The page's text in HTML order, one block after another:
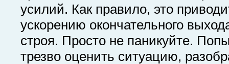
усилий. Как правило, это
ускорению окончательного
строя. Просто не паникуйте.
трезво оценить ситуацию,